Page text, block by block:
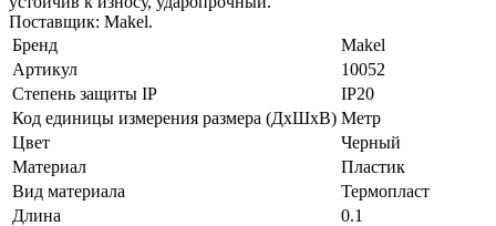
Поставщик: Makel.
Бренд
Makel
Артикул
10052
Степень защиты IP
IP20
Код единицы измерения размера (ДхШхВ) Метр
Цвет
Черный
Материал
Пластик
Вид материала
Термопласт
Длина
0.1